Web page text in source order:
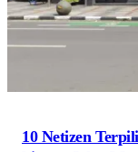
10 Netizen